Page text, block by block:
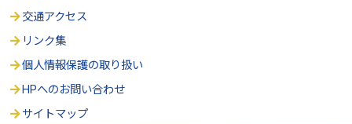
交通アクセス
リンク集
個人情報保護の取り扱い
HPへのお問い合わせ
サイトマップ